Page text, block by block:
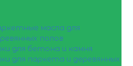
масла для
полов
для бетона и камня
для паркета и деревянных